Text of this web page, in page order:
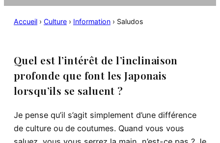
Accueil › Culture › Information › Saludos
Quel est l’intérêt de l’inclinaison
profonde que font les Japonais
lorsqu’ils se saluent ?
Je pense qu’il s’agit simplement d’une différence
de culture ou de coutumes. Quand vous vous